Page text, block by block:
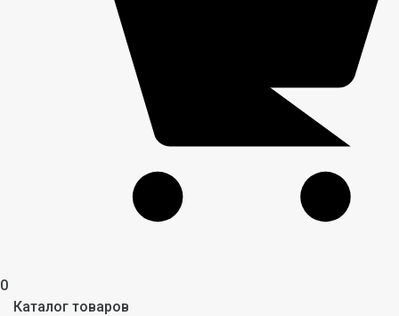
0
Каталог товаров